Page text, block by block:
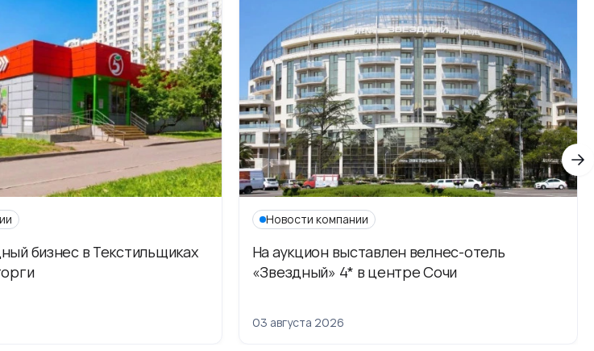
бизнес в Текстильщиках
Новости компании
На аукцион выставлен велнес-отель
«Звездный» 4* в центре Сочи
03 августа 2026